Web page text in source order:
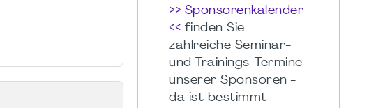
>> Sponsorenkalender
<< finden Sie
zahlreiche Seminar-
und Trainings-Termine
unserer Sponsoren -
da ist bestimmt